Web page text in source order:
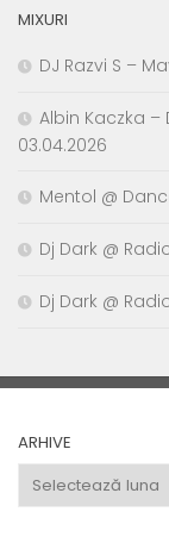
MIXURI
DJ Razvi S –
Albin Kaczka
03.04.2026
Mentol @
Dj Dark @
Dj Dark @
ARHIVE
Arhive